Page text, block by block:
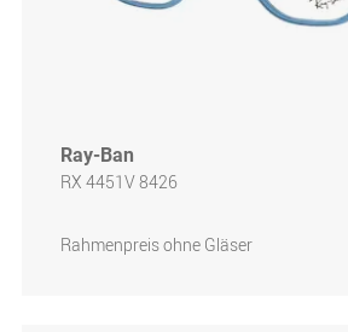
Ray-Ban
RX 4451V 8426
Rahmenpreis ohne Gläser